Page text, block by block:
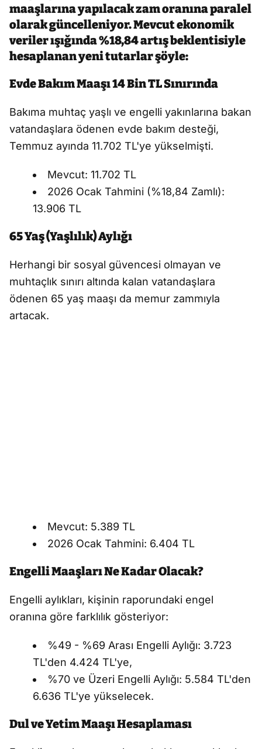
maaşlarına yapılacak zam oranına paralel
olarak güncelleniyor. Mevcut ekonomik
veriler ışığında %18,84 artış beklentisiyle
hesaplanan yeni tutarlar şöyle:
Evde Bakım Maaşı 14 Bin TL Sınırında
Bakıma muhtaç yaşlı ve engelli yakınlarına bakan
vatandaşlara ödenen evde bakım desteği,
Temmuz ayında 11.702 TL'ye yükselmişti.
Mevcut: 11.702 TL
2026 Ocak Tahmini (%18,84 Zamlı):
13.906 TL
65 Yaş (Yaşlılık) Aylığı
Herhangi bir sosyal güvencesi olmayan ve
muhtaçlık sınırı altında kalan vatandaşlara
ödenen 65 yaş maaşı da memur zammıyla
artacak.
Mevcut: 5.389 TL
2026 Ocak Tahmini: 6.404 TL
Engelli Maaşları Ne Kadar Olacak?
Engelli aylıkları, kişinin raporundaki engel
oranına göre farklılık gösteriyor:
%49 - %69 Arası Engelli Aylığı: 3.723
TL'den 4.424 TL'ye,
%70 ve Üzeri Engelli Aylığı: 5.584 TL'den
6.636 TL'ye yükselecek.
Dul ve Yetim Maaşı Hesaplaması